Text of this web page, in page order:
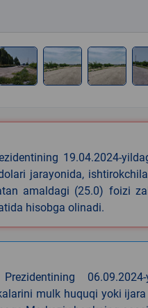
19.04.2024-
jarayonida,
amaldagi (25.0) foizi
hisobga olinadi.
mulk huquqi yoki